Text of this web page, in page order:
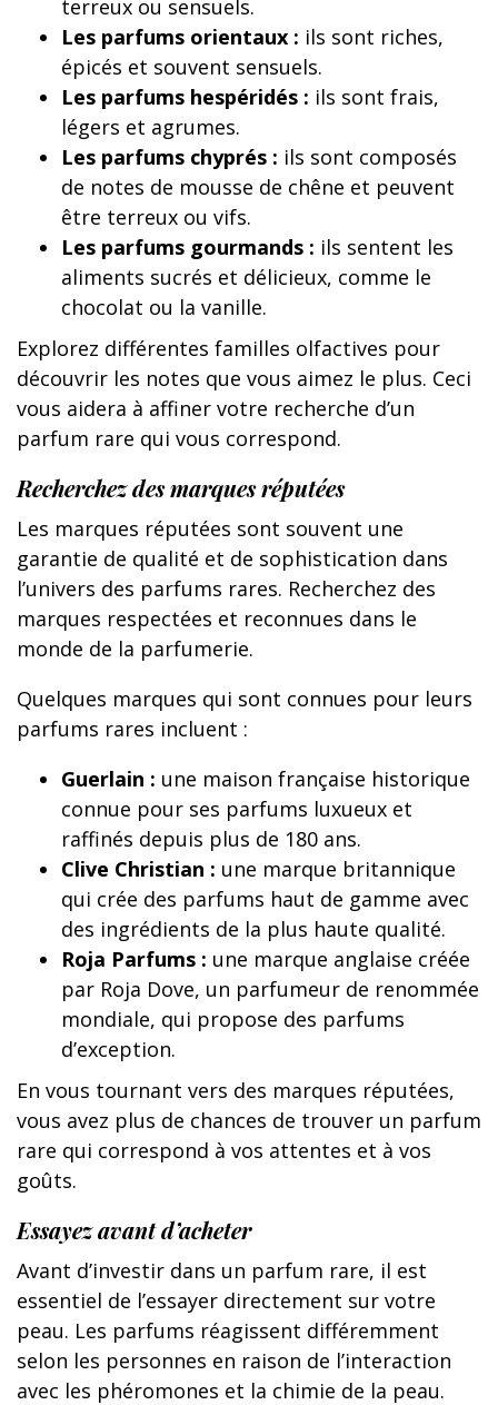
terreux ou sensuels.
Les parfums orientaux : ils sont riches,
épicés et souvent sensuels.
Les parfums hespéridés : ils sont frais,
légers et agrumes.
Les parfums chyprés : ils sont composés
de notes de mousse de chêne et peuvent
être terreux ou vifs.
Les parfums gourmands : ils sentent les
aliments sucrés et délicieux, comme le
chocolat ou la vanille.
Explorez différentes familles olfactives pour
découvrir les notes que vous aimez le plus. Ceci
vous aidera à affiner votre recherche d’un
parfum rare qui vous correspond.
Recherchez des marques réputées
Les marques réputées sont souvent une
garantie de qualité et de sophistication dans
l’univers des parfums rares. Recherchez des
marques respectées et reconnues dans le
monde de la parfumerie.
Quelques marques qui sont connues pour leurs
parfums rares incluent :
Guerlain : une maison française historique
connue pour ses parfums luxueux et
raffinés depuis plus de 180 ans.
Clive Christian : une marque britannique
qui crée des parfums haut de gamme avec
des ingrédients de la plus haute qualité.
Roja Parfums : une marque anglaise créée
par Roja Dove, un parfumeur de renommée
mondiale, qui propose des parfums
d’exception.
En vous tournant vers des marques réputées,
vous avez plus de chances de trouver un parfum
rare qui correspond à vos attentes et à vos
goûts.
Essayez avant d’acheter
Avant d’investir dans un parfum rare, il est
essentiel de l’essayer directement sur votre
peau. Les parfums réagissent différemment
selon les personnes en raison de l’interaction
avec les phéromones et la chimie de la peau.